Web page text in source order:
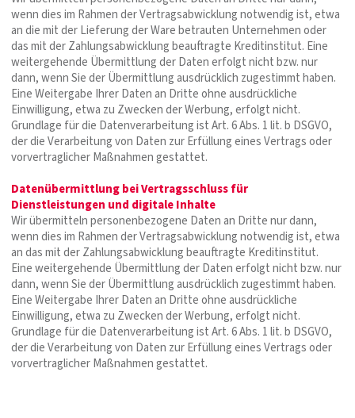
wenn dies im Rahmen der Vertragsabwicklung notwendig ist, etwa
an die mit der Lieferung der Ware betrauten Unternehmen oder
das mit der Zahlungsabwicklung beauftragte Kreditinstitut. Eine
weitergehende Übermittlung der Daten erfolgt nicht bzw. nur
dann, wenn Sie der Übermittlung ausdrücklich zugestimmt haben.
Eine Weitergabe Ihrer Daten an Dritte ohne ausdrückliche
Einwilligung, etwa zu Zwecken der Werbung, erfolgt nicht.
Grundlage für die Datenverarbeitung ist Art. 6 Abs. 1 lit. b DSGVO,
der die Verarbeitung von Daten zur Erfüllung eines Vertrags oder
vorvertraglicher Maßnahmen gestattet.
Datenübermittlung bei Vertragsschluss für
Dienstleistungen und digitale Inhalte
Wir übermitteln personenbezogene Daten an Dritte nur dann,
wenn dies im Rahmen der Vertragsabwicklung notwendig ist, etwa
an das mit der Zahlungsabwicklung beauftragte Kreditinstitut.
Eine weitergehende Übermittlung der Daten erfolgt nicht bzw. nur
dann, wenn Sie der Übermittlung ausdrücklich zugestimmt haben.
Eine Weitergabe Ihrer Daten an Dritte ohne ausdrückliche
Einwilligung, etwa zu Zwecken der Werbung, erfolgt nicht.
Grundlage für die Datenverarbeitung ist Art. 6 Abs. 1 lit. b DSGVO,
der die Verarbeitung von Daten zur Erfüllung eines Vertrags oder
vorvertraglicher Maßnahmen gestattet.